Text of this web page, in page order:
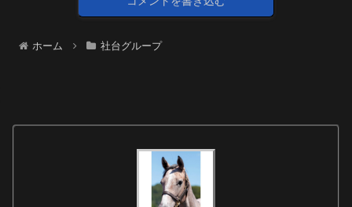
ホーム 社台グループ